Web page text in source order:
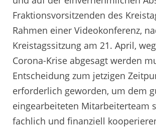
Fraktionsvorsitzenden des
Rahmen einer Videokonferenz,
Kreistagssitzung am 21. April,
Corona-Krise abgesagt werden
Entscheidung zum jetzigen
erforderlich geworden, um dem
eingearbeiteten Mitarbeiterteam
fachlich und finanziell